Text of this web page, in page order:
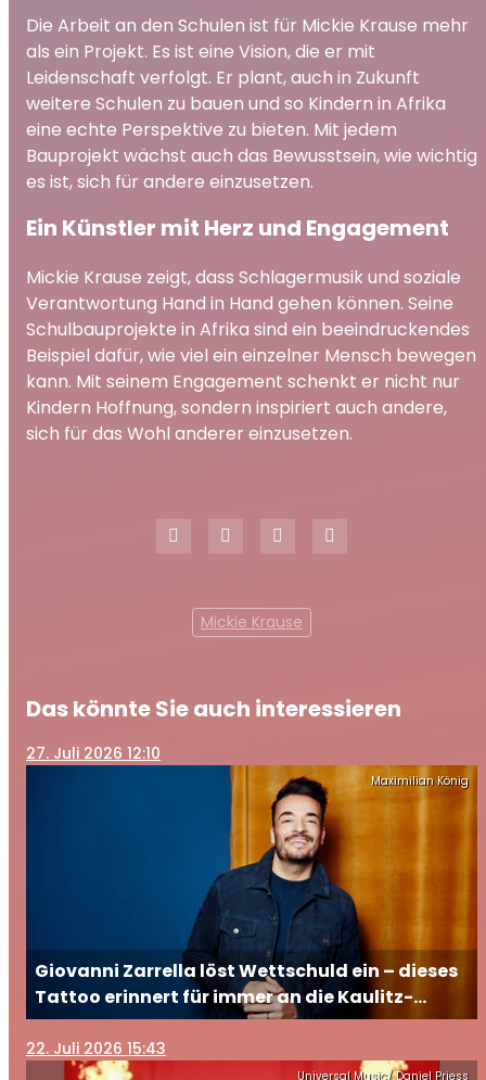
Die Arbeit an den Schulen ist für Mickie Krause mehr
als ein Projekt. Es ist eine Vision, die er mit
Leidenschaft verfolgt. Er plant, auch in Zukunft
weitere Schulen zu bauen und so Kindern in Afrika
eine echte Perspektive zu bieten. Mit jedem
Bauprojekt wächst auch das Bewusstsein, wie wichtig
es ist, sich für andere einzusetzen.
Ein Künstler mit Herz und Engagement
Mickie Krause zeigt, dass Schlagermusik und soziale
Verantwortung Hand in Hand gehen können. Seine
Schulbauprojekte in Afrika sind ein beeindruckendes
Beispiel dafür, wie viel ein einzelner Mensch bewegen
kann. Mit seinem Engagement schenkt er nicht nur
Kindern Hoffnung, sondern inspiriert auch andere,
sich für das Wohl anderer einzusetzen.
Mickie Krause
Das könnte Sie auch interessieren
27. Juli 2026 12:10
Maximilian König
Giovanni Zarrella löst Wettschuld ein – dieses
Tattoo erinnert für immer an die Kaulitz-
Brüder
22. Juli 2026 15:43
Universal Music/ Daniel Priess